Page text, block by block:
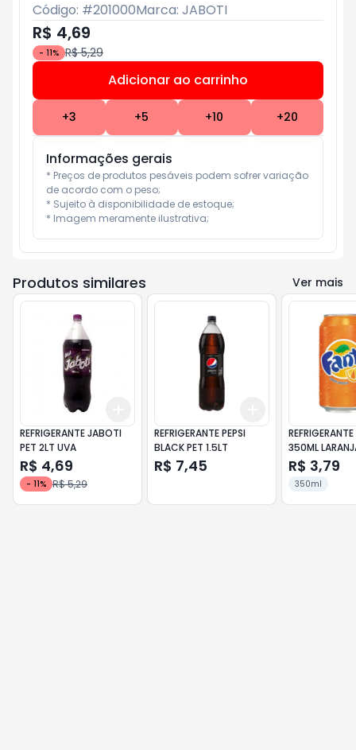
Código: #201000Marca: JABOTI
R$ 4,69
- 11% R$ 5,29
Adicionar ao carrinho
+3 +5 +10 +20
Informações gerais
* Preços de produtos pesáveis podem sofrer variação
de acordo com o peso;
* Sujeito à disponibilidade de estoque;
* Imagem meramente ilustrativa;
Produtos similares Ver mais
10
REFRIGERANTE JABOTI
PET 2LT UVA
R$ 4,69
- 11% R$ 5,29
+10
REFRIGERANTE PEPSI
BLACK PET 1.5LT
R$ 7,45
350ML
R$ 3,79
350ml